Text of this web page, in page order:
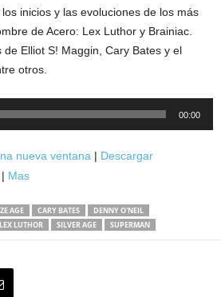
inicios y las evoluciones de los más
de Acero: Lex Luthor y Brainiac.
Elliot S! Maggin, Cary Bates y el
otros.
00:00
nueva ventana | Descargar
| Mas
AGE CARY BATES
DENNY O'NEIL
LEX LUTHOR SILVER AGE SUPERMAN